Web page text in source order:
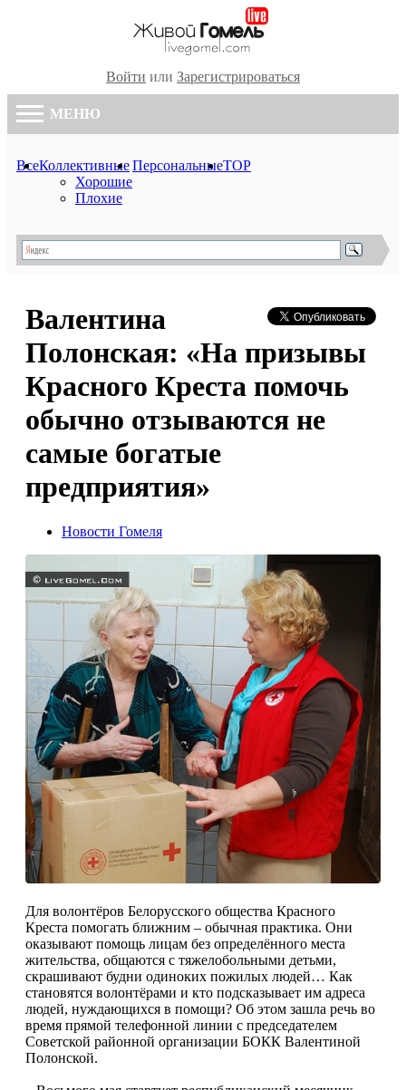
Войти или Зарегистрироваться
МЕНЮ
ВсеКоллективные
Хорошие
Плохие
ПерсональныеTOP
Валентина
Полонская: «На призывы
Красного Креста помочь
обычно отзываются не
самые богатые
предприятия»
Новости Гомеля
Для волонтёров Белорусского общества Красного
Креста помогать ближним – обычная практика. Они
оказывают помощь лицам без определённого места
жительства, общаются с тяжелобольными детьми,
скрашивают будни одиноких пожилых людей… Как
становятся волонтёрами и кто подсказывает им адреса
людей, нуждающихся в помощи? Об этом зашла речь во
время прямой телефонной линии с председателем
Советской районной организации БОКК Валентиной
Полонской.